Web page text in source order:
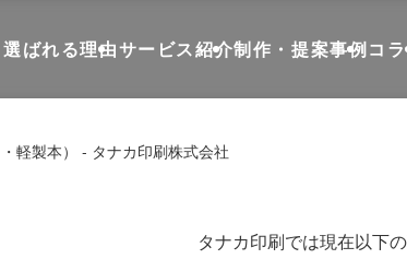
選ばれる理由サービス紹介制作・提案事例コ
軽製本） - タナカ印刷株式会社
タナカ印刷では現在以下